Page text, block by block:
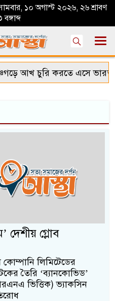
১০ অগাস্ট ২০২৬, ২৬ শ্রাবণ
আখ চুরি করতে এসে
দেশীয় গ্লোব
কোম্পানি লিমিটেডের
তৈরি ‘ব্যানকোভিড’
ভিত্তিক) ভ্যাকসিন